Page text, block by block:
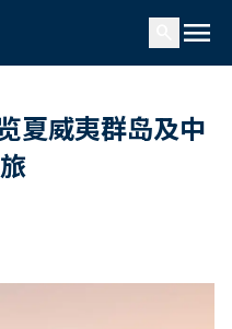
menu
夏威夷群岛及中